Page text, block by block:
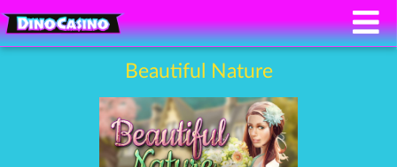
Beautiful Nature